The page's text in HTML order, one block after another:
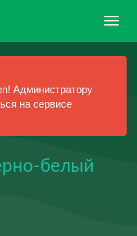
Администратору
на сервисе
белый